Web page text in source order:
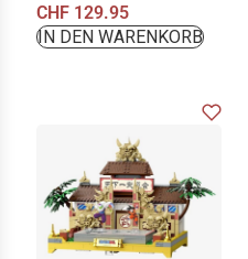
CHF 129.95
IN DEN WARENKORB